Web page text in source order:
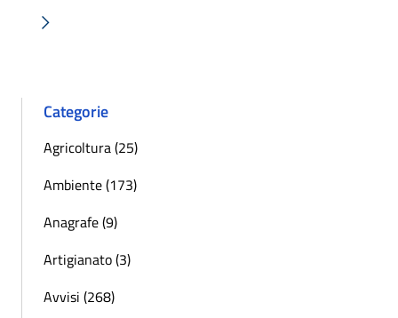
Successiva »
Categorie
Agricoltura (25)
Ambiente (173)
Anagrafe (9)
Artigianato (3)
Avvisi (268)